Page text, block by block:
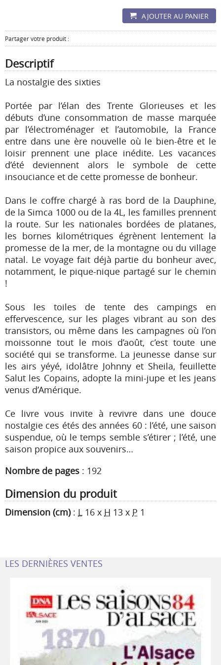
AJOUTER AU PANIER
Partager votre produit :
Descriptif
La nostalgie des sixties
Portée par l’élan des Trente Glorieuses et les
débuts d’une consommation de masse marquée
par l’électroménager et l’automobile, la France
entre dans une ère nouvelle où le bien-être et le
loisir prennent une place inédite. Les vacances
d’été deviennent alors le symbole de cette
insouciance et de cette promesse de bonheur.
Dans le coffre chargé à ras bord de la Dauphine,
de la Simca 1000 ou de la 4L, les familles prennent
la route. Sur les nationales bordées de platanes,
les bornes kilométriques égrènent lentement la
promesse de la mer, de la montagne ou du village
natal. Le voyage fait déjà partie du bonheur avec,
notamment, le pique-nique partagé sur le chemin
!
Sous les toiles de tente des campings en
effervescence, sur les plages vibrant au son des
transistors, ou même dans les campagnes où l’on
moissonne tout le mois d’août, c’est toute une
société qui se transforme. La jeunesse danse sur
les airs yéyé, idolâtre Johnny et Sheila, feuillette
Salut les Copains, adopte la mini-jupe et les jeans
venus d’Amérique.
Ce livre vous invite à revivre dans une douce
nostalgie ces étés des années 60 : l’été, une saison
suspendue, où le temps semble s’étirer ; l’été, une
saison propice aux souvenirs…
Nombre de pages : 192
Dimension du produit
Dimension (cm): L 16 x H 13 x P 1
LES DERNIÈRES VENTES